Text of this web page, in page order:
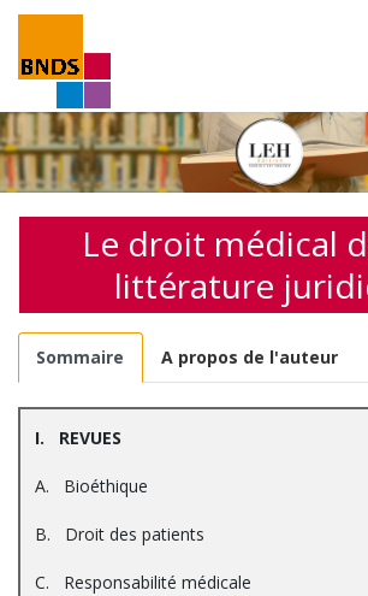
Le droit médical
littérature
Sommaire A propos de l'auteur
I. REVUES
A. Bioéthique
B. Droit des patients
C. Responsabilité médicale